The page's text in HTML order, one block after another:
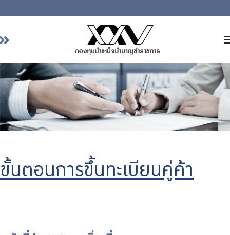
หน้าหลัก
เกี่ยวกับ กบข.
บริการสมาชิก
ลงทุน
การบริหารความเสี่ยง
รายงานผลการดำเนินงาน
ขั้นตอนการขึ้นทะเบียนคู่ค้า